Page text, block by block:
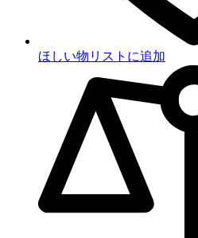
ほしい物リストに追加